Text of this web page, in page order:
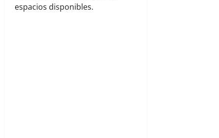
espacios disponibles.